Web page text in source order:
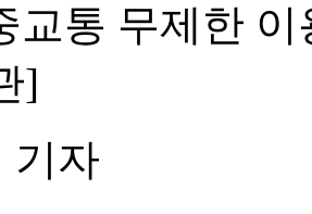
교통 무제한
]
기자